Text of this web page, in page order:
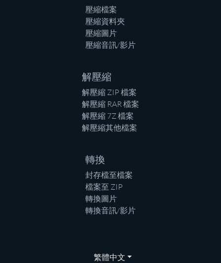
壓縮檔案
壓縮資料夾
壓縮圖片
壓縮音訊/影片
解壓縮
解壓縮 ZIP 檔案
解壓縮 RAR 檔案
解壓縮 7Z 檔案
解壓縮其他檔案
轉換
封存檔至檔案
檔案至 ZIP
轉換圖片
轉換音訊/影片
繁體中文